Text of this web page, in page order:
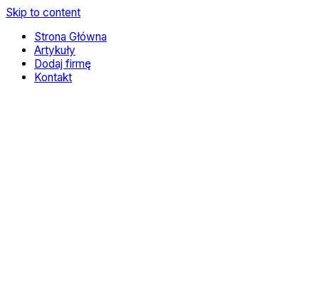
Skip to content
Strona Główna
Artykuły
Dodaj firmę
Kontakt